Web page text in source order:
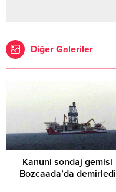
Diğer Galeriler
Kanuni sondaj gemisi
Bozcaada’da demirledi